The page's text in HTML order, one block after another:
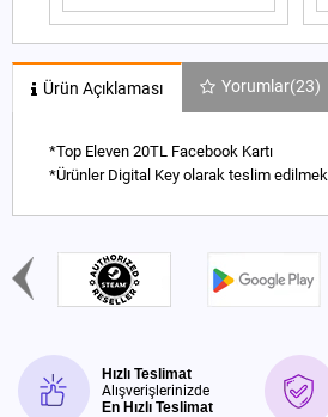
Ürün Açıklaması Yorumlar(23)
*Top Eleven 20TL Facebook Kartı
*Ürünler Digital Key olarak teslim
Hızlı Teslimat
Alışverişlerinizde
En Hızlı Teslimat